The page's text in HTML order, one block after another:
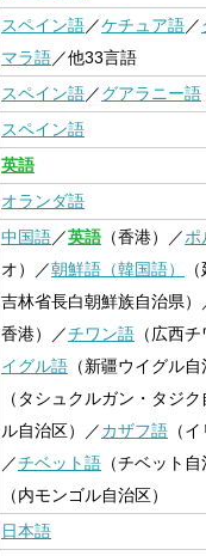
スペイン語／ケチュア語／
マラ語／他33言語
スペイン語／グアラニー語
スペイン語
英語
オランダ語
中国語／英語 （香港）／ポ
オ）／朝鮮語（韓国語）
吉林省長白朝鮮族自治県）
香港）／チワン語 （広西
イグル語 （新疆ウイグル
（タシュクルガン・タジ
ル自治区）／カザフ語 （
／チベット語 （チベット
（内モンゴル自治区）
日本語